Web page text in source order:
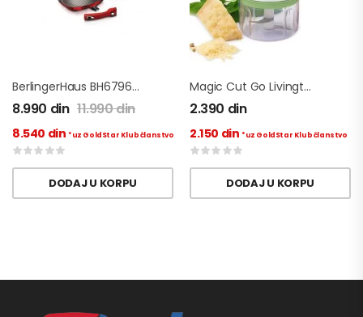
BerlingerHaus BH6796 Burgundy Set Tiganja 5 Delova
8.990 din 11.990din
8.540 din *uz GoldStar Klub članstvo
DODAJ U KORPU
Magic Cut Go Livington – Secko
2.390 din
2.150 din *uz GoldStar Klub članstvo
DODAJ U KORPU